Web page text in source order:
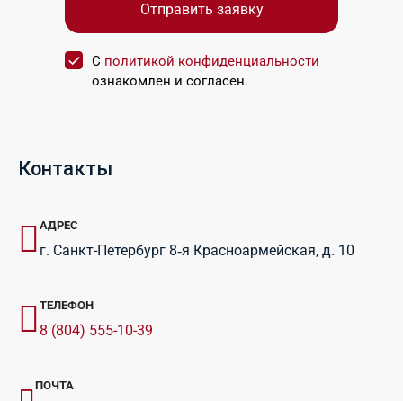
С политикой конфиденциальности
ознакомлен и согласен.
Контакты
АДРЕС
г. Санкт-Петербург 8‑я Красноармейская, д. 10
ТЕЛЕФОН
8 (804) 555-10-39
ПОЧТА